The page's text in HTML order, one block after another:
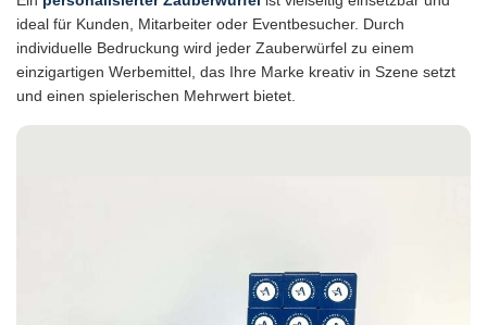
ideal für Kunden, Mitarbeiter oder Eventbesucher. Durch
individuelle Bedruckung wird jeder Zauberwürfel zu einem
einzigartigen Werbemittel, das Ihre Marke kreativ in Szene setzt
und einen spielerischen Mehrwert bietet.